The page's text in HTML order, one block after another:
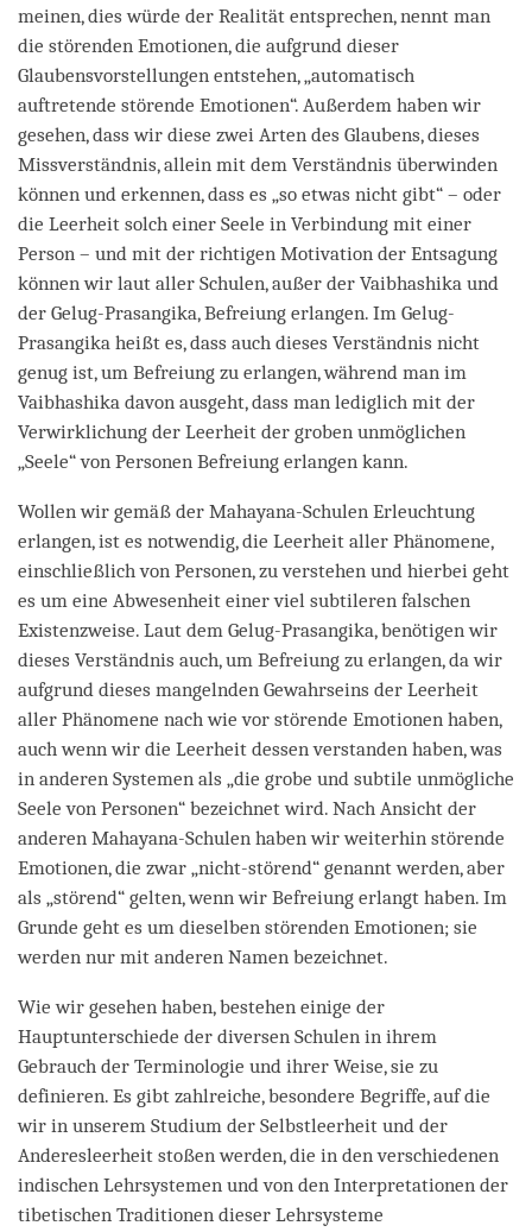
meinen, dies würde der Realität entsprechen, nennt man
die störenden Emotionen, die aufgrund dieser
Glaubensvorstellungen entstehen, „automatisch
auftretende störende Emotionen“. Außerdem haben wir
gesehen, dass wir diese zwei Arten des Glaubens, dieses
Missverständnis, allein mit dem Verständnis überwinden
können und erkennen, dass es „so etwas nicht gibt“ – oder
die Leerheit solch einer Seele in Verbindung mit einer
Person – und mit der richtigen Motivation der Entsagung
können wir laut aller Schulen, außer der Vaibhashika und
der Gelug-Prasangika, Befreiung erlangen. Im Gelug-
Prasangika heißt es, dass auch dieses Verständnis nicht
genug ist, um Befreiung zu erlangen, während man im
Vaibhashika davon ausgeht, dass man lediglich mit der
Verwirklichung der Leerheit der groben unmöglichen
„Seele“ von Personen Befreiung erlangen kann.
Wollen wir gemäß der Mahayana-Schulen Erleuchtung
erlangen, ist es notwendig, die Leerheit aller Phänomene,
einschließlich von Personen, zu verstehen und hierbei geht
es um eine Abwesenheit einer viel subtileren falschen
Existenzweise. Laut dem Gelug-Prasangika, benötigen wir
dieses Verständnis auch, um Befreiung zu erlangen, da wir
aufgrund dieses mangelnden Gewahrseins der Leerheit
aller Phänomene nach wie vor störende Emotionen haben,
auch wenn wir die Leerheit dessen verstanden haben, was
in anderen Systemen als „die grobe und subtile unmögliche
Seele von Personen“ bezeichnet wird. Nach Ansicht der
anderen Mahayana-Schulen haben wir weiterhin störende
Emotionen, die zwar „nicht-störend“ genannt werden, aber
als „störend“ gelten, wenn wir Befreiung erlangt haben. Im
Grunde geht es um dieselben störenden Emotionen; sie
werden nur mit anderen Namen bezeichnet.
Wie wir gesehen haben, bestehen einige der
Hauptunterschiede der diversen Schulen in ihrem
Gebrauch der Terminologie und ihrer Weise, sie zu
definieren. Es gibt zahlreiche, besondere Begriffe, auf die
wir in unserem Studium der Selbstleerheit und der
Anderesleerheit stoßen werden, die in den verschiedenen
indischen Lehrsystemen und von den Interpretationen der
tibetischen Traditionen dieser Lehrsysteme